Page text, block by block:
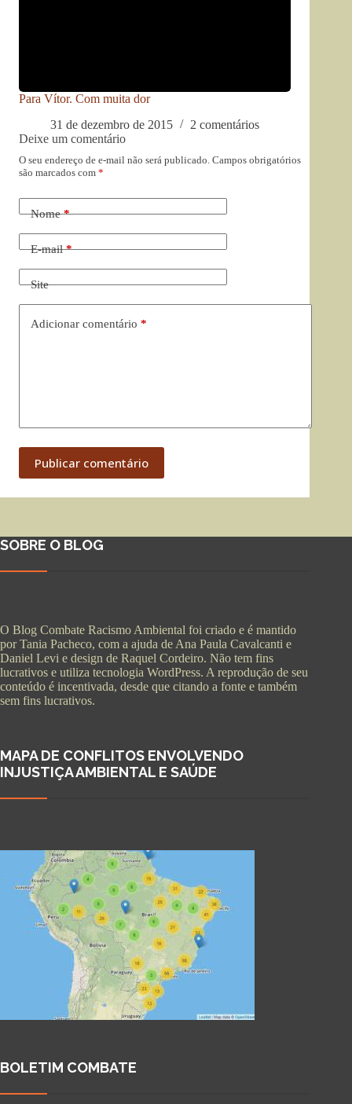
Para Vítor. Com muita dor
31 de dezembro de 2015
2 comentários
Deixe um comentário
O seu endereço de e-mail não será publicado. Campos obrigatórios
são marcados com *
Nome*
E-mail*
Site
Adicionar comentário *
Publicar comentário
SOBRE O BLOG
O Blog Combate Racismo Ambiental foi criado e é mantido
por Tania Pacheco, com a ajuda de Ana Paula Cavalcanti e
Daniel Levi e design de Raquel Cordeiro. Não tem fins
lucrativos e utiliza tecnologia WordPress. A reprodução de seu
conteúdo é incentivada, desde que citando a fonte e também
sem fins lucrativos.
MAPA DE CONFLITOS ENVOLVENDO
INJUSTIÇA AMBIENTAL E SAÚDE
BOLETIM COMBATE